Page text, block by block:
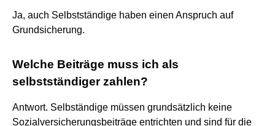
Ja, auch Selbstständige haben einen Anspruch auf
Grundsicherung.
Welche Beiträge muss ich als
selbstständiger zahlen?
Antwort. Selbständige müssen grundsätzlich keine
Sozialversicherungsbeiträge entrichten und sind für die